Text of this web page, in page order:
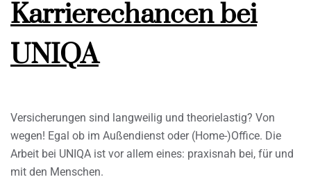
Karrierechancen bei
UNIQA
Versicherungen sind langweilig und theorielastig? Von
wegen! Egal ob im Außendienst oder (Home-)Office. Die
Arbeit bei UNIQA ist vor allem eines: praxisnah bei, für und
mit den Menschen.